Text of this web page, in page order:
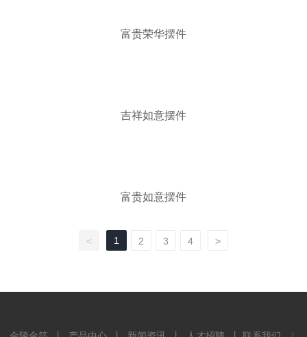
富贵荣华摆件
吉祥如意摆件
富贵如意摆件
< 1 2 3 4 >